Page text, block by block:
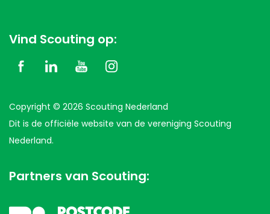
Vind Scouting op:
Copyright © 2026 Scouting Nederland
Dit is de officiële website van de vereniging Scouting
Nederland.
Partners van Scouting: